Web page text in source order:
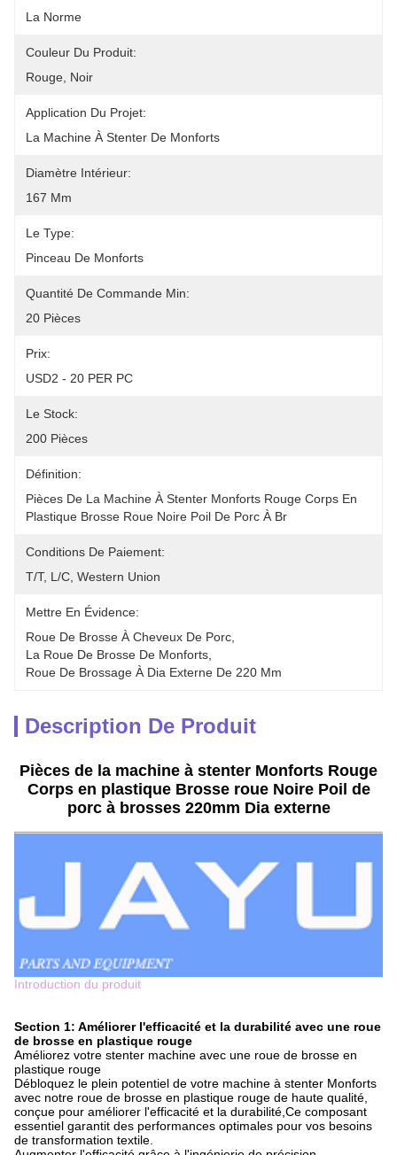
La Norme
Couleur Du Produit:
Rouge, Noir
Application Du Projet:
La Machine À Stenter De Monforts
Diamètre Intérieur:
167 Mm
Le Type:
Pinceau De Monforts
Quantité De Commande Min:
20 Pièces
Prix:
USD2 - 20 PER PC
Le Stock:
200 Pièces
Définition:
Pièces De La Machine À Stenter Monforts Rouge Corps En
Plastique Brosse Roue Noire Poil De Porc À Br
Conditions De Paiement:
T/T, L/C, Western Union
Mettre En Évidence:
Roue De Brosse À Cheveux De Porc
La Roue De Brosse De Monforts
Roue De Brossage À Dia Externe De 220 Mm
Description De Produit
Pièces de la machine à stenter Monforts Rouge
Corps en plastique Brosse roue Noire Poil de
porc à brosses 220mm Dia externe
Introduction du produit
Section 1: Améliorer l'efficacité et la durabilité avec une roue
de brosse en plastique rouge
Améliorez votre stenter machine avec une roue de brosse en
plastique rouge
Débloquez le plein potentiel de votre machine à stenter Monforts
avec notre roue de brosse en plastique rouge de haute qualité,
conçue pour améliorer l'efficacité et la durabilité,Ce composant
essentiel garantit des performances optimales pour vos besoins
de transformation textile.